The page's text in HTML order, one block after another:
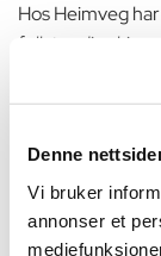
Denne
Vi bruker
annonser et
Hos Heimveg
fullstendig
du er langt unna
trenger
ansikter.